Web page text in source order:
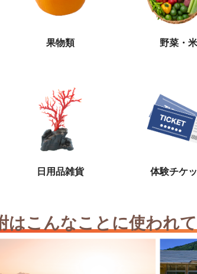
果物類 野菜・米
日用品雑貨 体験チケ
はこんなことに使われ